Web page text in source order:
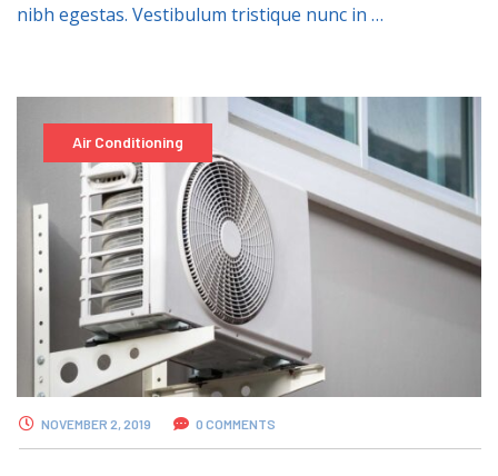
nibh egestas. Vestibulum tristique nunc in …
Air Conditioning
NOVEMBER 2, 2019 0 COMMENTS